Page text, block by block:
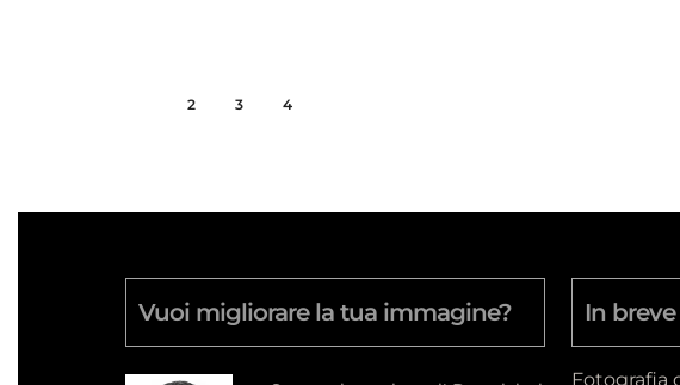
2 3 4
Vuoi migliorare la tua immagine? In breve
Fotografia